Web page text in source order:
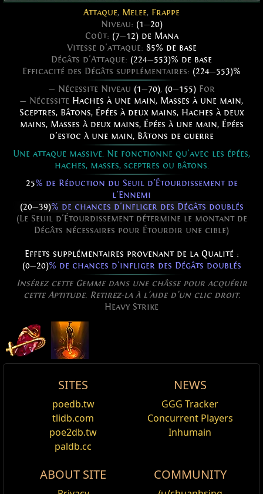
Attaque, Melee, Frappe
Niveau: (1—20)
Coût: (7—12) de Mana
Vitesse d'attaque: 85% de base
Dégâts d'Attaque: (224—553)% de base
Efficacité des Dégâts supplémentaires: (224—553)%
— Nécessite Niveau (1—70), (0—155)For
— Nécessite Haches à une main, Masses à une main,
Sceptres, Bâtons, Épées à deux mains, Haches à deux
mains, Masses à deux mains, Épées à une main, Épées
d'estoc à une main, Bâtons de guerre
Une attaque massive. Ne fonctionne qu'avec les épées,
haches, masses, sceptres ou bâtons.
25% de Réduction du Seuil d'Étourdissement de
l'Ennemi
(20—39)% de chances d'infliger des Dégâts doublés
(Le Seuil d'Étourdissement détermine le montant de
Dégâts nécessaires pour Étourdir une cible)
Effets supplémentaires provenant de la Qualité :
(0—20)% de chances d'infliger des Dégâts doublés
Insérez cette Gemme dans une châsse pour acquérir
cette Aptitude. Retirez-la à l'aide d'un clic droit.
Heavy Strike
Multistrikeable, Melee
Modifie les aptitudes qui touchent les ennemis.
— Nécessite Niveau
12)% d'Augmentation des Dégâts physiques
Globaux
Avec au moins 40 de Force dans le Rayon,
20 % de chances d'infliger des Dégâts doublés
Damage% Vie%
Spectre
Calaf, l'Enfonceur de
Éditer
Heavy Strike
Heavy Strike is an melee strike attack skill that hits
and knocks back an enemy, using a mace, axe, sword
deal double damage.
SITES
poedb.tw
tlidb.com
poe2db.tw
paldb.cc
NEWS
GGG Tracker
Concurrent Players
Inhumain
ABOUT SITE COMMUNITY